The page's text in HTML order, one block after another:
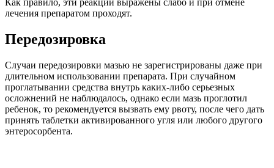
Как правило, эти реакции выражены слабо и при отмене
лечения препаратом проходят.
Передозировка
Случаи передозировки мазью не зарегистрированы даже при
длительном использовании препарата. При случайном
проглатывании средства внутрь каких-либо серьезных
осложнений не наблюдалось, однако если мазь проглотил
ребенок, то рекомендуется вызвать ему рвоту, после чего дать
принять таблетки активированного угля или любого другого
энтеросорбента.